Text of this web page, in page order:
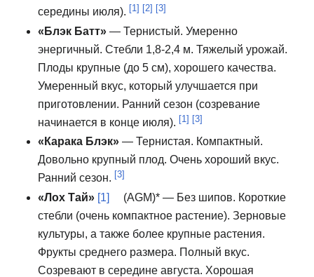
середины июля). [1] [2] [3]
«Блэк Батт» — Тернистый. Умеренно
энергичный. Стебли 1,8-2,4 м. Тяжелый урожай.
Плоды крупные (до 5 см), хорошего качества.
Умеренный вкус, который улучшается при
приготовлении. Ранний сезон (созревание
начинается в конце июля). [1] [3]
«Карака Блэк» — Тернистая. Компактный.
Довольно крупный плод. Очень хороший вкус.
Ранний сезон. [3]
«Лох Тай» [1] (AGM)* — Без шипов. Короткие
стебли (очень компактное растение). Зерновые
культуры, а также более крупные растения.
Фрукты среднего размера. Полный вкус.
Созревают в середине августа. Хорошая